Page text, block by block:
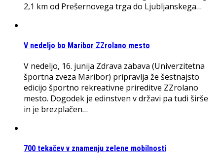
2,1 km od Prešernovega trga do Ljubljanskega…
V nedeljo bo Maribor ZZrolano mesto
V nedeljo, 16. junija Zdrava zabava (Univerzitetna
športna zveza Maribor) pripravlja že šestnajsto
edicijo športno rekreativne prireditve ZZrolano
mesto. Dogodek je edinstven v državi pa tudi širše
in je brezplačen…
700 tekačev v znamenju zelene mobilnosti